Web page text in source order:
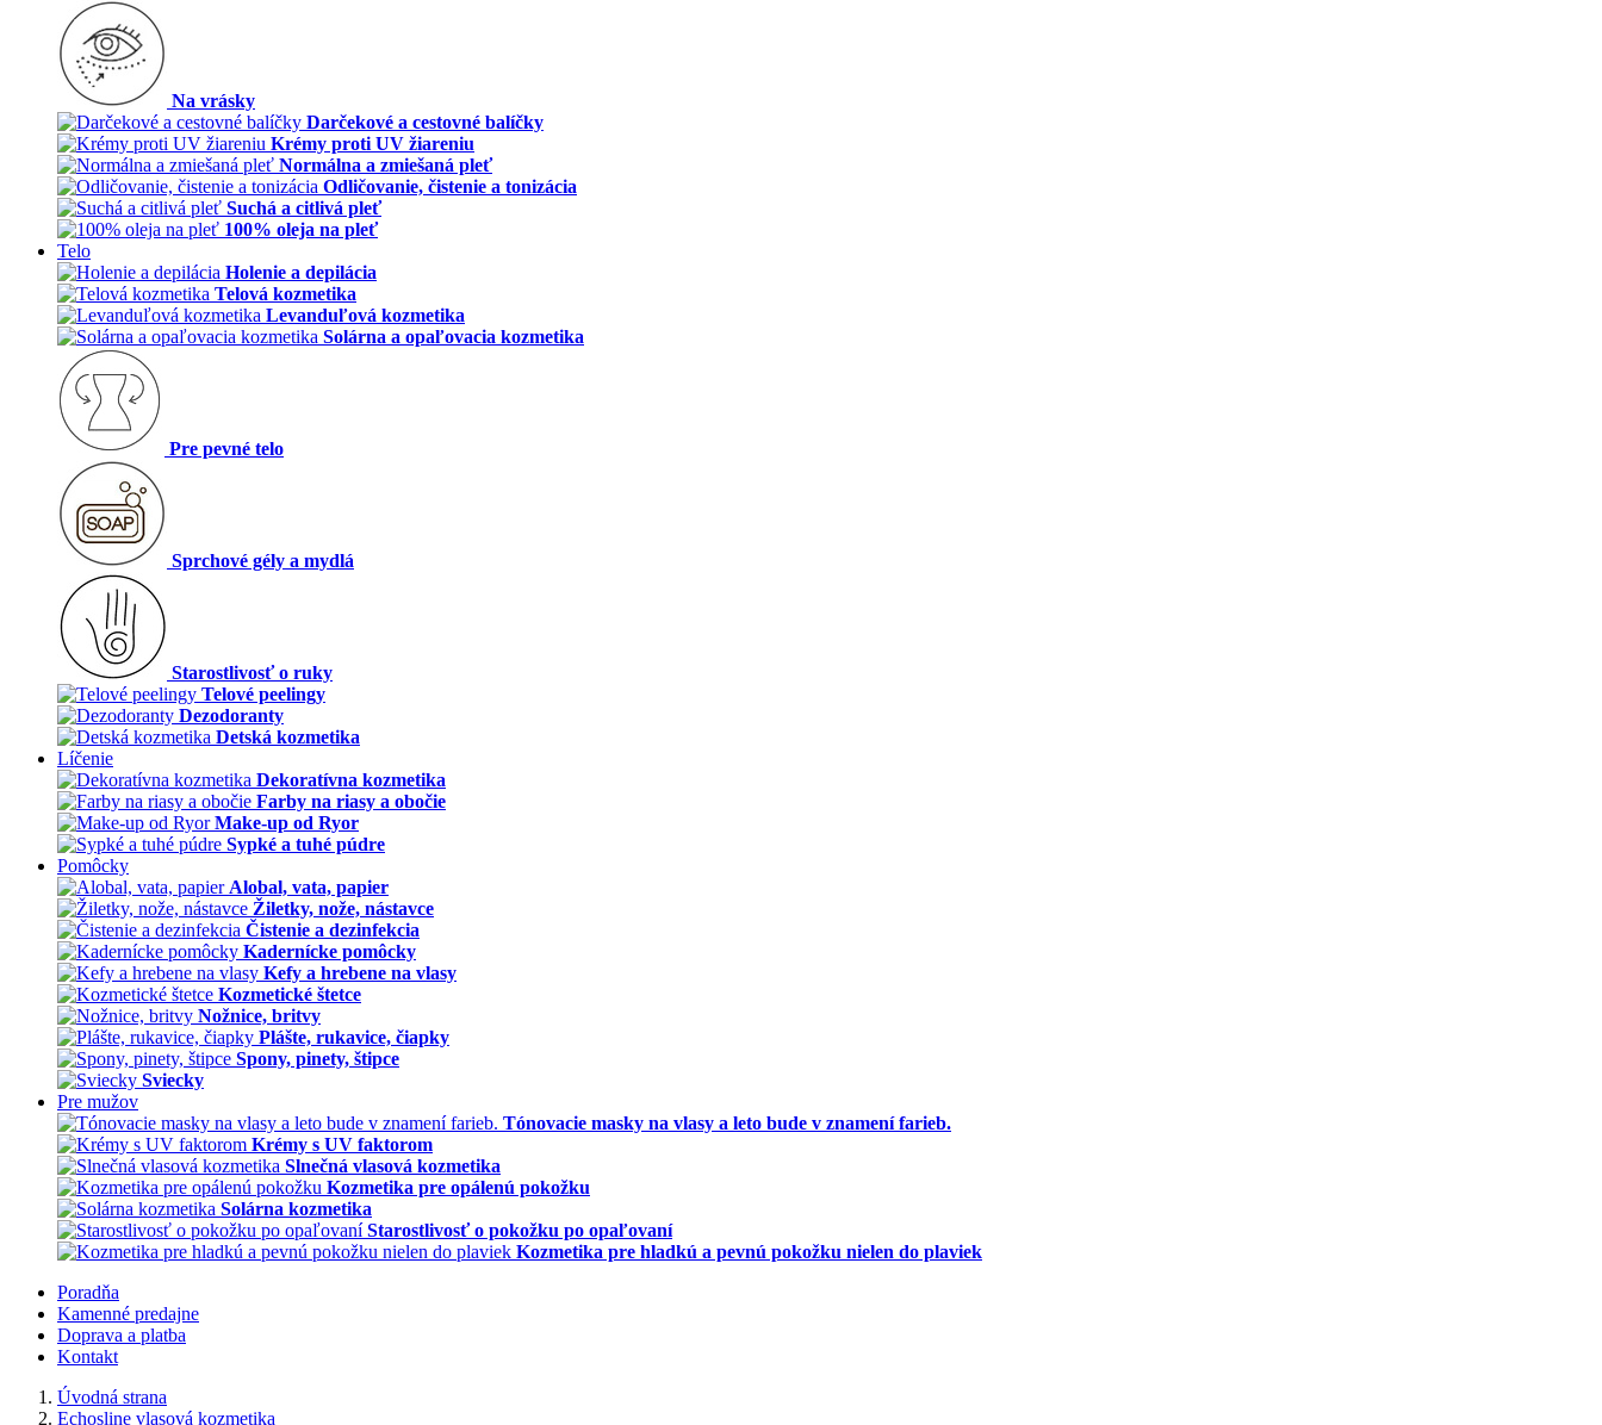
Na vrásky
Darčekové a cestovné balíčky
Krémy proti UV žiareniu
Normálna a zmiešaná pleť
Odličovanie, čistenie a tonizácia
Suchá a citlivá pleť
100% oleja na pleť
Telo
Holenie a depilácia
Telová kozmetika
Levanduľová kozmetika
Solárna a opaľovacia kozmetika
Pre pevné telo
Sprchové gély a mydlá
Starostlivosť o ruky
Telové peelingy
Dezodoranty
Detská kozmetika
Líčenie
Dekoratívna kozmetika
Farby na riasy a obočie
Make-up od Ryor
Sypké a tuhé púdre
Pomôcky
Alobal, vata, papier
Žiletky, nože, nástavce
Čistenie a dezinfekcia
Kadernícke pomôcky
Kefy a hrebene na vlasy
Kozmetické štetce
Nožnice, britvy
Plášte, rukavice, čiapky
Spony, pinety, štipce
Sviecky
Pre mužov
Tónovacie masky na vlasy a leto bude v znamení farieb.
Krémy s UV faktorom
Slnečná vlasová kozmetika
Kozmetika pre opálenú pokožku
Solárna kozmetika
Starostlivosť o pokožku po opaľovaní
Kozmetika pre hladkú a pevnú pokožku nielen do plaviek
Poradňa
Kamenné predajne
Doprava a platba
Kontakt
Úvodná strana
Echosline vlasová kozmetika